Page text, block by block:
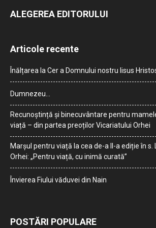
ALEGEREA EDITORULUI
Articole recente
Înălțarea la Cer a Domnului nostru Iisus
Dumnezeu…
Recunoștință și binecuvântare pentru
viață – din partea preoților Vicariatului Orhei
Marșul pentru viață la cea de-a II-a ediție în s.
Orhei: „Pentru viață, cu inimă curată”
Învierea Fiului văduvei din Nain
POSTĂRI POPULARE